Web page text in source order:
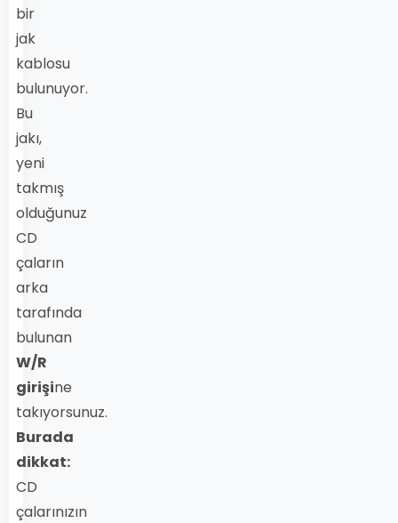
bir
jak
kablosu
bulunuyor.
Bu
jakı,
yeni
takmış
olduğunuz
CD
çaların
arka
tarafında
bulunan
W/R
girişine
takıyorsunuz.
Burada
dikkat:
CD
çalarınızın